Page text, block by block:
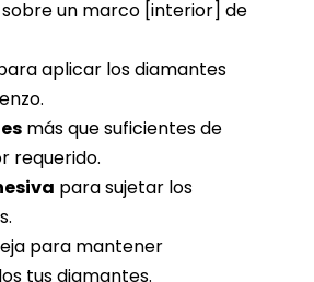
un marco [interior] de
aplicar los diamantes
más que suficientes de
requerido.
para sujetar los
para mantener
tus diamantes.